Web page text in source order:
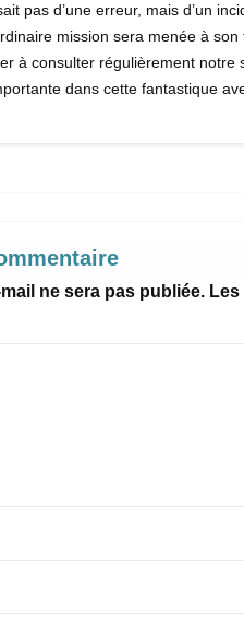
pas d’une erreur, mais d’un
mission sera menée à
à consulter régulièrement notre
dans cette fantastique
ne sera pas publiée.